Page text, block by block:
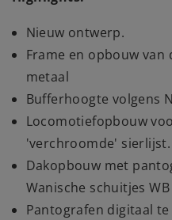
Nieuw ontwerp.
Frame en opbouw
metaal
Bufferhoogte volgens
Locomotiefopbouw
'verchroomde' sierlijst.
Dakopbouw met
Wanische schuitjes WB
Pantografen digitaal